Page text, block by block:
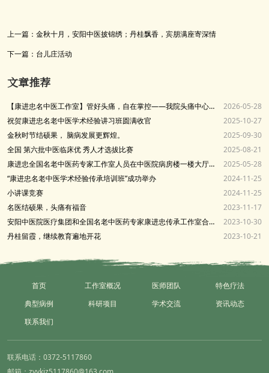
上一篇： 金秋十月，安阳中医披锦绣；丹桂飘香，宾朋满座寄深情
下一篇： 台儿庄活动
文章推荐
【康进忠名中医工作室】管好头痛，自在掌控——我院头痛中心开展偏头痛关爱日义诊活动
2026-05-28
祝贺康进忠名老中医学术经验讲习班圆满收官
2025-10-27
金秋时节结硕果， 脑病发展更辉煌。
2025-09-30
全国 第六批中医临床优 秀人才选拔比赛
2025-08-21
康进忠全国名老中医药专家工作室人员在中医院病房楼一楼大厅进行世界偏头痛关爱日义诊
2025-05-28
“康进忠名老中医学术经验传承培训班”成功举办
2024-11-25
小讲课竞赛
2024-11-25
名医结硕果，头痛有福音
2023-11-17
安阳中医院医疗集团和全国名老中医药专家康进忠传承工作室合办第二期业务培训班
2023-10-30
丹桂留霞，继续教育遍地开花
2023-10-21
首页 工作室概况 医师团队
特色疗法
典型病例
科研项目 学术交流
资讯动态
联系我们
联系电话：0372-5117860